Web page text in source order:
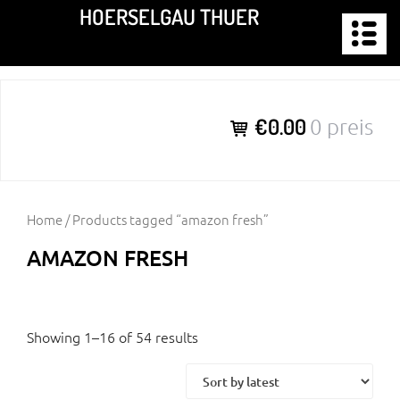
springen
HOERSELGAU THUER
€0.00 0 preis
Home/ Products tagged “amazon fresh”
AMAZON FRESH
Showing 1–16 of 54 results